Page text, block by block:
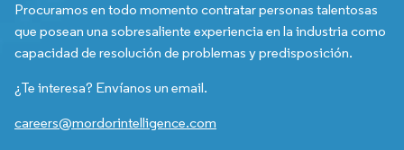
Procuramos en todo momento contratar personas talentosas
que posean una sobresaliente experiencia en la industria como
capacidad de resolución de problemas y predisposición.
¿Te interesa? Envíanos un email.
careers@mordorintelligence.com